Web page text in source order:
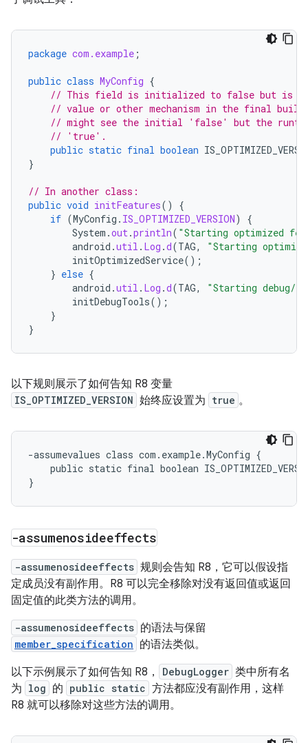
package com.example ;
public class MyConfig {
// This field is initialized to false but is
// value or other mechanism in the final
// might see the initial 'false' but the
// 'true'.
public static final boolean
}
// In another class:
public void initFeatures()
{
if (MyConfig . IS_OPTIMIZED_VERSION)
{
System .out.println( "Starting optimized
android .util . Log .d(TAG,
"Starting
initOptimizedService();
} else {
android .util . Log .d(TAG,
"Starting debug/
initDebugTools();
}
}
以下规则展示了如何告知 R8 变量
IS_OPTIMIZED_VERSION 始终应设置为 true 。
-assumevalues class com.example.MyConfig {
public static final boolean
-assumenosideeffects
-assumenosideeffects 规则会告知 R8，它可以假设指
定成员没有副作用。R8 可以完全移除对没有返回值或返回
固定值的此类方法的调用。
-assumenosideeffects 的语法与保留
member_specification 的语法类似。
以下示例展示了如何告知 R8，
DebugLogger 类中所有名
为 log 的 public static 方法都应没有副作用，这样
R8 就可以移除对这些方法的调用。